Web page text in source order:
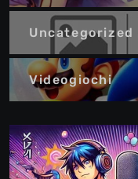
Uncategorized
Videogiochi